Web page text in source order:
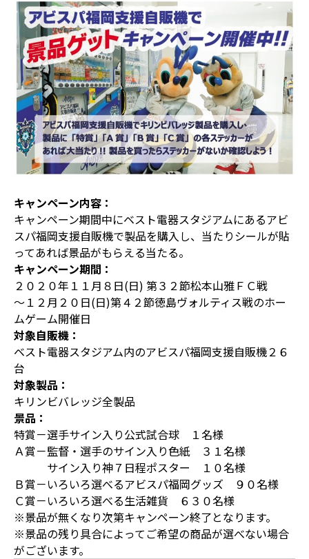
キャンペーン内容：
キャンペーン期間中にベスト電器スタジアムにあるアビ
スパ福岡支援自販機で製品を購入し、当たりシールが貼
ってあれば景品がもらえる当たる。
キャンペーン期間：
２０２０年１１月８日(日) 第３２節松本山雅ＦＣ戦
～１２月２０日(日)第４２節徳島ヴォルティス戦のホー
ムゲーム開催日
対象自販機：
ベスト電器スタジアム内のアビスパ福岡支援自販機２６
台
対象製品：
キリンビバレッジ全製品
景品：
特賞－選手サイン入り公式試合球 １名様
Ａ賞－監督・選手のサイン入り色紙 ３１名様
サイン入り神７日程ポスター １０名様
Ｂ賞－いろいろ選べるアビスパ福岡グッズ ９０名様
Ｃ賞－いろいろ選べる生活雑貨 ６３０名様
※景品が無くなり次第キャンペーン終了となります。
※景品の残り具合によってご希望の商品が選べない場合
がございます。